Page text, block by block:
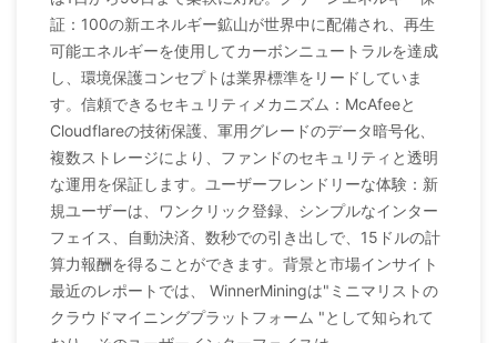
証：100の新エネルギー鉱山が世界中に配備され、再生
可能エネルギーを使用してカーボンニュートラルを達成
し、環境保護コンセプトは業界標準をリードしていま
す。信頼できるセキュリティメカニズム：McAfeeと
Cloudflareの技術保護、軍用グレードのデータ暗号化、
複数ストレージにより、ファンドのセキュリティと透明
な運用を保証します。ユーザーフレンドリーな体験：新
規ユーザーは、ワンクリック登録、シンプルなインター
フェイス、自動決済、数秒での引き出しで、15ドルの計
算力報酬を得ることができます。背景と市場インサイト
最近のレポートでは、 WinnerMiningは"ミニマリストの
クラウドマイニングプラットフォーム "として知られて